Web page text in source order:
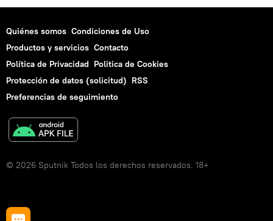
Quiénes somos Condiciones de Uso
Productos y servicios Contacto
Política de Privacidad Politica de Cookies
Protección de datos (solicitud) RSS
Preferencias de seguimiento
© 2026 Sputnik Todos los derechos reservados. 18+